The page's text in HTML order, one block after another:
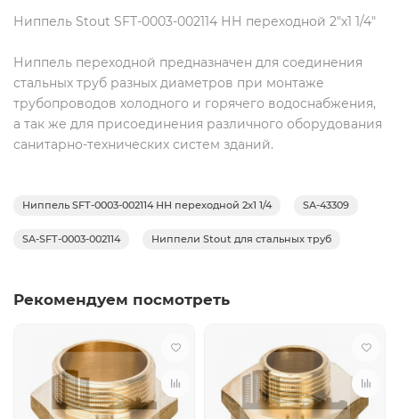
Ниппель Stout SFT-0003-002114 НН переходной 2"x1 1/4"
Ниппель переходной предназначен для соединения
стальных труб разных диаметров при монтаже
трубопроводов холодного и горячего водоснабжения,
а так же для присоединения различного оборудования
санитарно-технических систем зданий.
Ниппель SFT-0003-002114 НН переходной 2x1 1/4 SA-43309
SA-SFT-0003-002114 Ниппели Stout для стальных труб
Рекомендуем посмотреть